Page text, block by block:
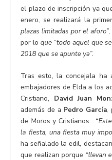
el plazo de inscripción ya
enero, se realizará la
plazas limitadas por el aforo”
por loque “todo aquel que
2018 que se apunte ya”.
Tras esto, la concejala ha
embajadores de Elda a los
Cristiano, David Juan
además de a Pedro García,
de Moros y Cristianos.
la fiesta, una fiesta muy
ha señalado la edil,
que realizan porque “llevan